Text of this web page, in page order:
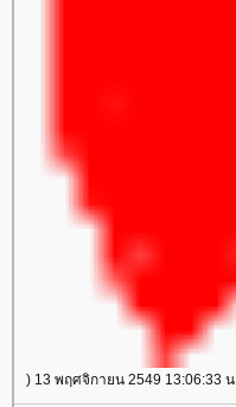
) 13 พฤศจิกายน 2549 13:06:33 น.